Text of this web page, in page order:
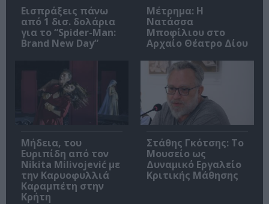
Εισπράξεις πάνω
από 1 δισ. δολάρια
για το “Spider-Man:
Brand New Day”
Μέτρημα: Η
Νατάσσα
Μποφίλιου στο
Αρχαίο Θέατρο Δίου
Μήδεια, του
Ευριπίδη από τον
Nikita Milivojević με
την Καρυοφυλλιά
Καραμπέτη στην
Κρήτη
Στάθης Γκότσης: Το
Μουσείο ως
Δυναμικό Εργαλείο
Κριτικής Μάθησης